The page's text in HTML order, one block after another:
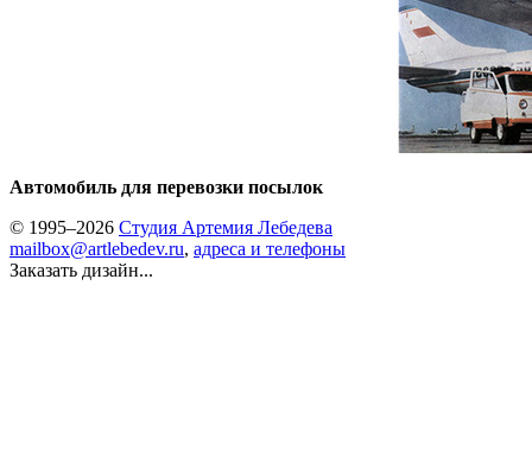
Автомобиль для перевозки посылок
© 1995–2026 Студия Артемия Лебедева
mailbox@artlebedev.ru, адреса и телефоны
Заказать дизайн...